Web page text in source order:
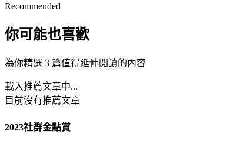
Recommended
你可能也喜歡
為你精選 3 篇值得延伸閱讀的內容
載入推薦文章中...
目前沒有推薦文章
2023社群金點賞